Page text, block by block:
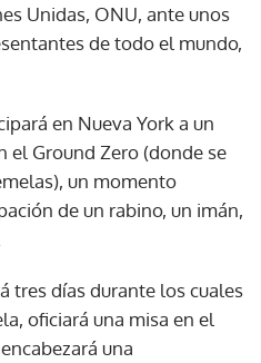
Unidas, ONU, ante unos
de todo el mundo,
en Nueva York a un
el Ground Zero (donde se
un momento
de un rabino, un imán,
tres días durante los cuales
oficiará una misa en el
una